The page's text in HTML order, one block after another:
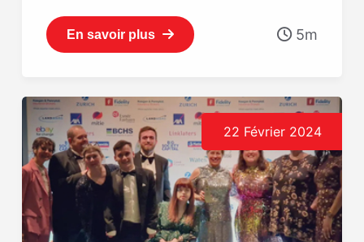
En savoir plus 5m
22 Février 2024